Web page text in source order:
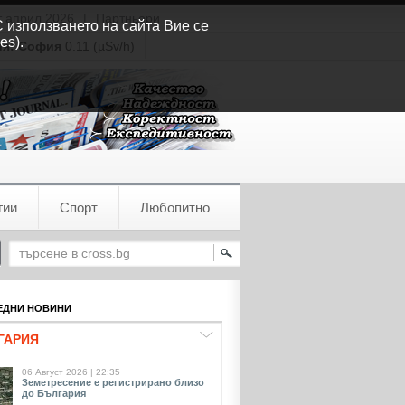
април 2026
Партньори
София 0.11 (µSv/h)
Спорт Любопитно
НОВИНИ
06 Август 2026 | 22:35
Земетресение е регистрирано близо
до България
на сайта Вие се